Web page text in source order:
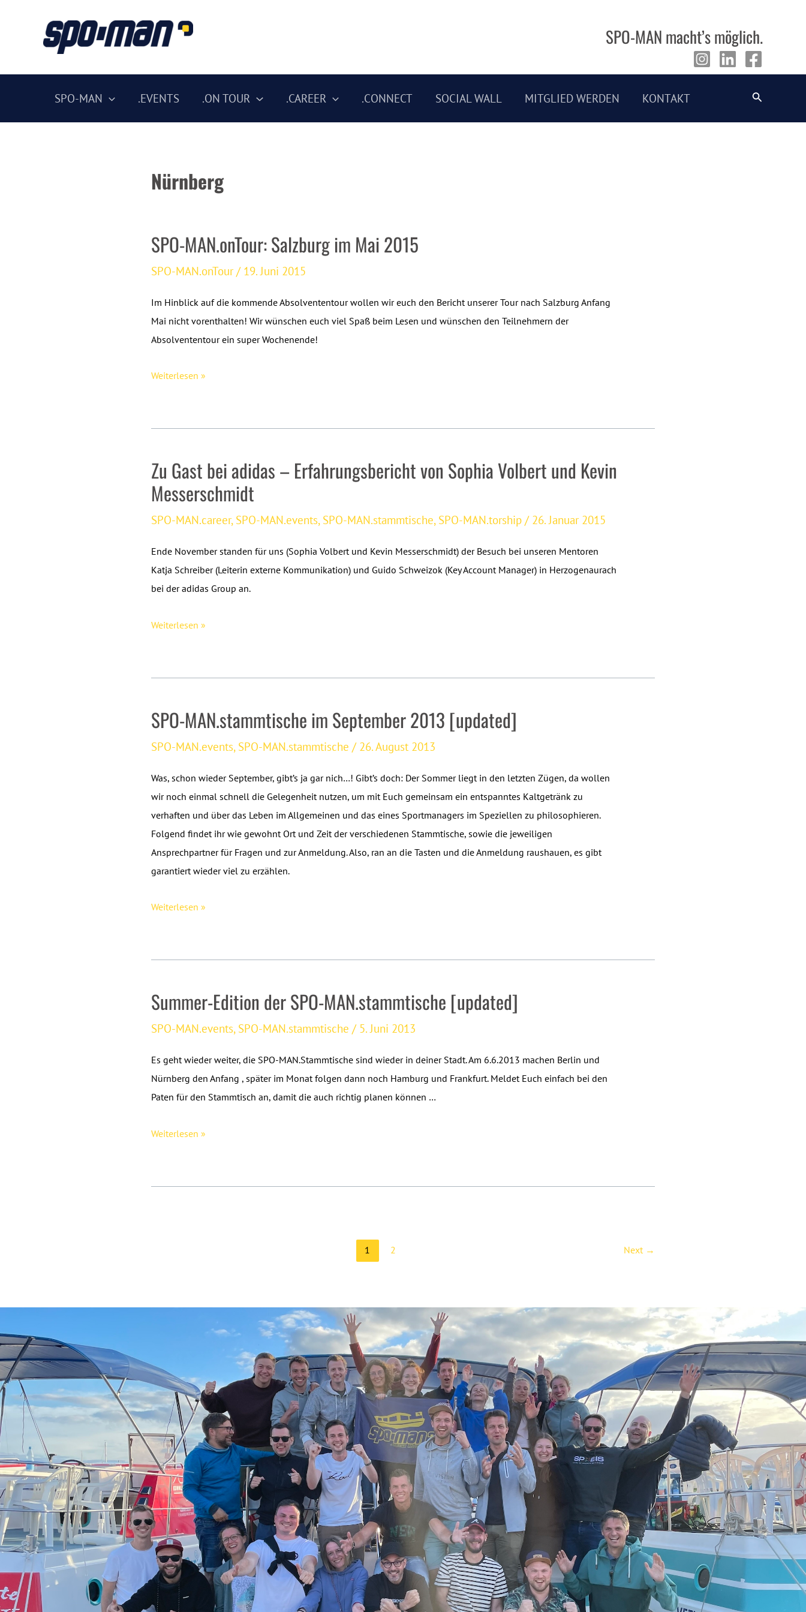
SPO-MAN macht’s möglich.
SPO-MAN .EVENTS .ON TOUR .CAREER .CONNECT SOCIAL WALL MITGLIED WERDEN KONTAKT Suche
Nürnberg
SPO-MAN.onTour: Salzburg im Mai 2015
SPO-MAN.onTour/ 19. Juni 2015
Im Hinblick auf die kommende Absolvententour wollen wir euch den Bericht unserer Tour nach Salzburg Anfang
Mai nicht vorenthalten! Wir wünschen euch viel Spaß beim Lesen und wünschen den Teilnehmern der
Absolvententour ein super Wochenende!
SPO-
im
2015
Weiterlesen »
Zu Gast bei adidas – Erfahrungsbericht von Sophia Volbert und Kevin
Messerschmidt
SPO-MAN.career, SPO-MAN.events, SPO-MAN.stammtische, SPO-MAN.torship / 26. Januar 2015
Ende November standen für uns (Sophia Volbert und Kevin Messerschmidt) der Besuch bei unseren Mentoren
Katja Schreiber (Leiterin externe Kommunikation) und Guido Schweizok (Key Account Manager) in Herzogenaurach
bei der adidas Group an.
Zu
adidas
Erfahrungsbericht
Sophia
Volbert
und
Kevin
Messerschmidt
Weiterlesen »
SPO-MAN.stammtische im September 2013 [updated]
SPO-MAN.events, SPO-MAN.stammtische / 26. August 2013
Was, schon wieder September, gibt’s ja gar nich…! Gibt’s doch: Der Sommer liegt in den letzten Zügen, da wollen
wir noch einmal schnell die Gelegenheit nutzen, um mit Euch gemeinsam ein entspanntes Kaltgetränk zu
verhaften und über das Leben im Allgemeinen und das eines Sportmanagers im Speziellen zu philosophieren.
Folgend findet ihr wie gewohnt Ort und Zeit der verschiedenen Stammtische, sowie die jeweiligen
Ansprechpartner für Fragen und zur Anmeldung. Also, ran an die Tasten und die Anmeldung raushauen, es gibt
garantiert wieder viel zu erzählen.
SPO-
September
[updated]
Weiterlesen »
Summer-Edition der SPO-MAN.stammtische [updated]
SPO-MAN.events, SPO-MAN.stammtische / 5. Juni 2013
Es geht wieder weiter, die SPO-MAN.Stammtische sind wieder in deiner Stadt. Am 6.6.2013 machen Berlin und
Nürnberg den Anfang , später im Monat folgen dann noch Hamburg und Frankfurt. Meldet Euch einfach bei den
Paten für den Stammtisch an, damit die auch richtig planen können …
Summer-
SPO-
Weiterlesen »
1 2 Next →